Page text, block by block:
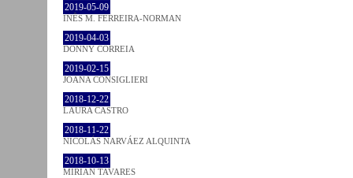
2019-05-09
INÊS M. FERREIRA-NORMAN
2019-04-03
DONNY CORREIA
2019-02-15
JOANA CONSIGLIERI
2018-12-22
LAURA CASTRO
2018-11-22
NICOLÁS NARVÁEZ ALQUINTA
2018-10-13
MIRIAN TAVARES